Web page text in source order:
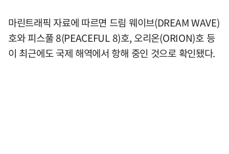
마린트래픽 자료에 따르면 드림 웨이브(DREAM WAVE)
호와 피스풀 8(PEACEFUL 8)호, 오리온(ORION)호 등
이 최근에도 국제 해역에서 항해 중인 것으로 확인됐다.